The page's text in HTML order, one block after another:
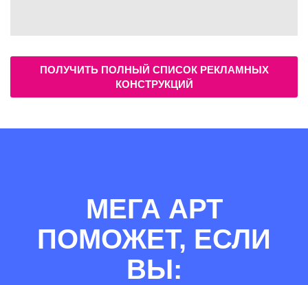
ПОЛУЧИТЬ ПОЛНЫЙ СПИСОК РЕКЛАМНЫХ
КОНСТРУКЦИЙ
МЕГА АРТ
ПОМОЖЕТ, ЕСЛИ
ВЫ: